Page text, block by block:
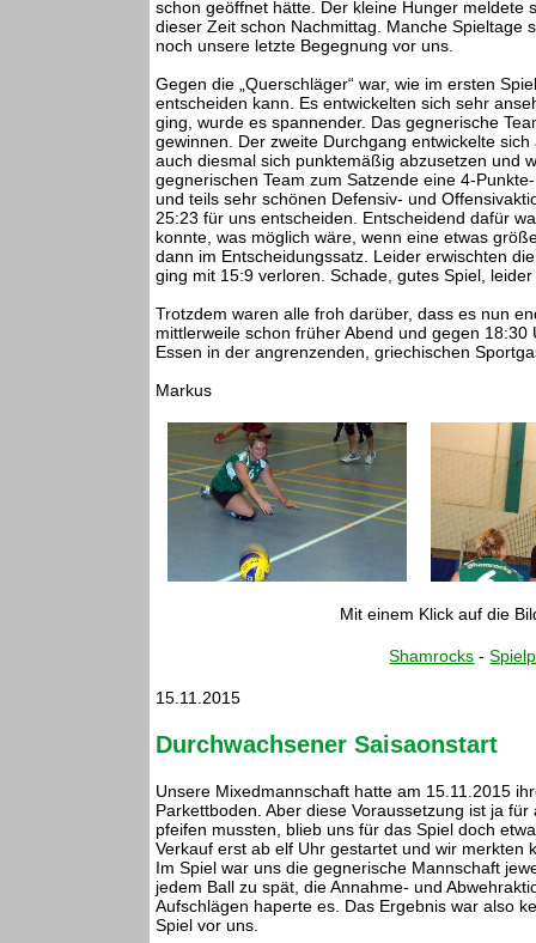
schon geöffnet hätte. Der kleine Hunger
dieser Zeit schon Nachmittag. Manche Spieltage
noch unsere letzte Begegnung vor uns.
Gegen die „Querschläger“ war, wie im ersten
entscheiden kann. Es entwickelten sich sehr
ging, wurde es spannender. Das gegnerische
gewinnen. Der zweite Durchgang entwickelte
auch diesmal sich punktemäßig abzusetzen und
gegnerischen Team zum Satzende eine 4-
und teils sehr schönen Defensiv- und
25:23 für uns entscheiden. Entscheidend dafür
konnte, was möglich wäre, wenn eine etwas
dann im Entscheidungssatz. Leider erwischten
ging mit 15:9 verloren. Schade, gutes Spiel,
Trotzdem waren alle froh darüber, dass es nun
mittlerweile schon früher Abend und gegen
Essen in der angrenzenden, griechischen
Markus
Mit einem Klick auf die
Shamrocks -
15.11.2015
Durchwachsener Saisaonstart
Unsere Mixedmannschaft hatte am 15.11.2015
Parkettboden. Aber diese Voraussetzung ist ja
pfeifen mussten, blieb uns für das Spiel doch
Verkauf erst ab elf Uhr gestartet und wir merkten
Im Spiel war uns die gegnerische Mannschaft
jedem Ball zu spät, die Annahme- und
Aufschlägen haperte es. Das Ergebnis war also
Spiel vor uns.